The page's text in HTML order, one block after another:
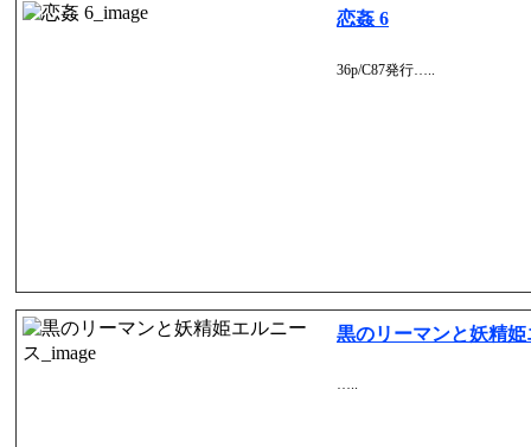
恋姦 6
36p/C87発行…..
黒のリーマンと妖精
…..